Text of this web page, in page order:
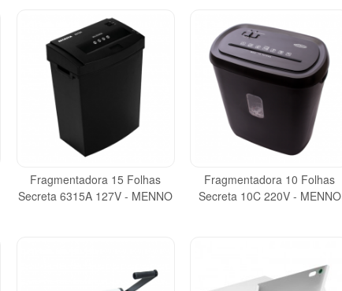
Fragmentadora 15 Folhas
Secreta 6315A 127V - MENNO
Fragmentadora 10 Folhas
Secreta 10C 220V - MENNO